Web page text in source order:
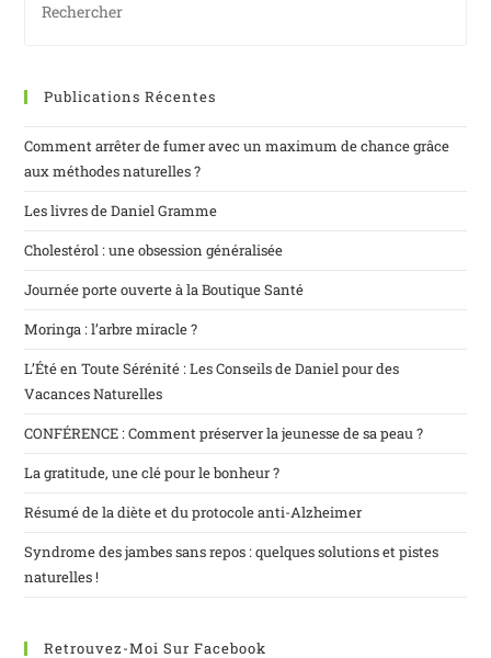
Publications Récentes
Comment arrêter de fumer avec un maximum de chance grâce
aux méthodes naturelles ?
Les livres de Daniel Gramme
Cholestérol : une obsession généralisée
Journée porte ouverte à la Boutique Santé
Moringa : l’arbre miracle ?
L’Été en Toute Sérénité : Les Conseils de Daniel pour des
Vacances Naturelles
CONFÉRENCE : Comment préserver la jeunesse de sa peau ?
La gratitude, une clé pour le bonheur ?
Résumé de la diète et du protocole anti-Alzheimer
Syndrome des jambes sans repos : quelques solutions et pistes
naturelles !
Retrouvez-Moi Sur Facebook